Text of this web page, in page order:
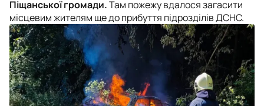
Піщанської громади.Там пожежу вдалося загасити
місцевим жителям ще до прибуття підрозділів ДСНС.